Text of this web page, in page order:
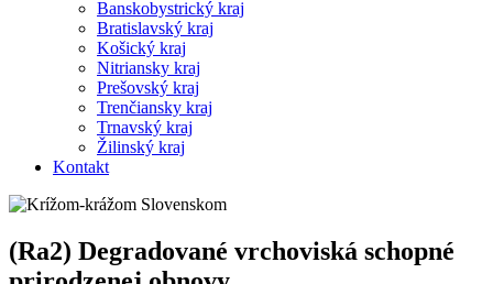
Banskobystrický kraj
Bratislavský kraj
Košický kraj
Nitriansky kraj
Prešovský kraj
Trenčiansky kraj
Trnavský kraj
Žilinský kraj
Kontakt
(Ra2) Degradované vrchoviská schopné